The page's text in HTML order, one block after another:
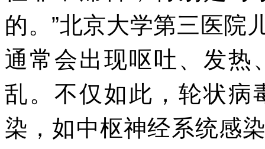
的。”北京大学第三医院
通常会出现呕吐、发热
乱。不仅如此，轮状病
染，如中枢神经系统感